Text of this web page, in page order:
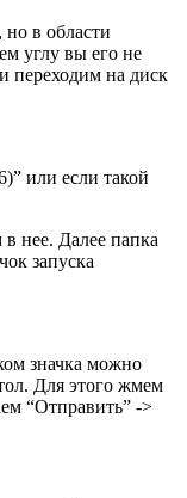
но в области
углу вы его не
переходим на диск
или если такой
нее. Далее папка
запуска
значка можно
Для этого жмем
“Отправить” ->